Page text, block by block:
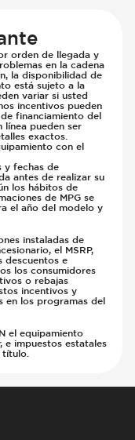
orden de llegada y
en la cadena
la disponibilidad de
está sujeto a la
variar si usted
incentivos pueden
financiamiento del
línea pueden ser
exactos.
con el
y fechas de
antes de realizar su
los hábitos de
de MPG se
el año del modelo y
instaladas de
el MSRP,
descuentos e
los consumidores
o rebajas
incentivos y
en los programas del
el equipamiento
e impuestos estatales